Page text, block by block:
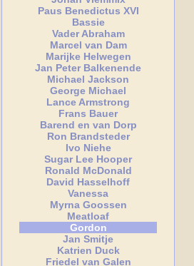
Paus Benedictus XVI
Bassie
Vader Abraham
Marcel van Dam
Marijke Helwegen
Jan Peter Balkenende
Michael Jackson
George Michael
Lance Armstrong
Frans Bauer
Barend en van Dorp
Ron Brandsteder
Ivo Niehe
Sugar Lee Hooper
Ronald McDonald
David Hasselhoff
Vanessa
Myrna Goossen
Meatloaf
Gordon
Jan Smitje
Katrien Duck
Friedel van Galen